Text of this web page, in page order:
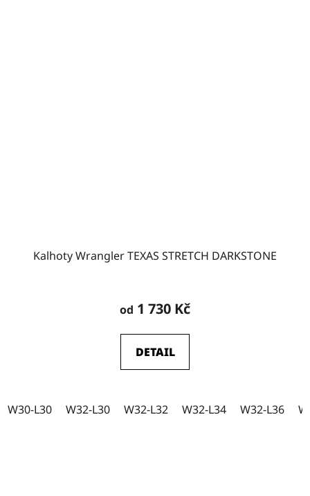
Kalhoty Wrangler TEXAS STRETCH DARKSTONE
hodnocení
produktu
je
5,0
hvězdiček.
od 1 730 Kč
DETAIL
W30-L30 W32-L30 W32-L32 W32-L34 W32-L36